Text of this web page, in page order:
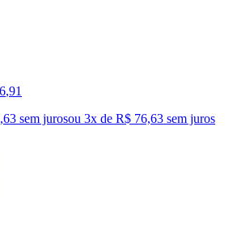
,91
sem jurosou 3x de R$ 76,63 sem juros